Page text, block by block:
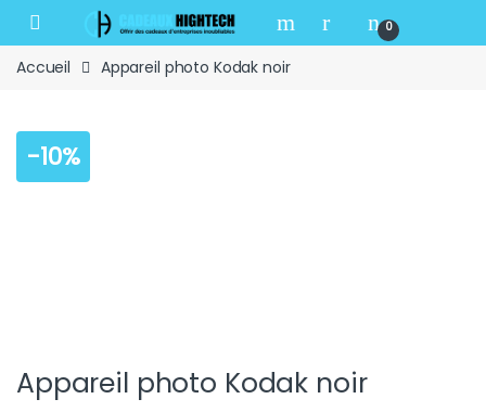
Skip to navigation
Skip to content
Open 0
Accueil Appareil photo Kodak noir
-10%
Appareil photo Kodak noir